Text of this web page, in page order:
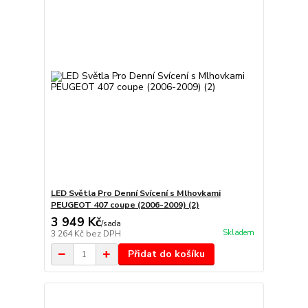
LED Světla Pro Denní Svícení s Mlhovkami
PEUGEOT 407 coupe (2006-2009) (2)
3 949 Kč/sada
3 264 Kč bez DPH Skladem
Přidat do košíku